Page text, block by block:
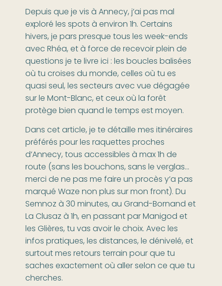
Depuis que je vis à Annecy, j’ai pas mal
exploré les spots à environ 1h. Certains
hivers, je pars presque tous les week-ends
avec Rhéa, et à force de recevoir plein de
questions je te livre ici : les boucles balisées
où tu croises du monde, celles où tu es
quasi seul, les secteurs avec vue dégagée
sur le Mont-Blanc, et ceux où la forêt
protège bien quand le temps est moyen.
Dans cet article, je te détaille mes itinéraires
préférés pour les raquettes proches
d’Annecy, tous accessibles à max 1h de
route (sans les bouchons, sans le verglas…
merci de ne pas me faire un procès y’a pas
marqué Waze non plus sur mon front). Du
Semnoz à 30 minutes, au Grand-Bornand et
La Clusaz à 1h, en passant par Manigod et
les Glières, tu vas avoir le choix. Avec les
infos pratiques, les distances, le dénivelé, et
surtout mes retours terrain pour que tu
saches exactement où aller selon ce que tu
cherches.